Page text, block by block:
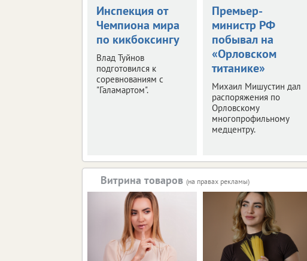
Инспекция от
Чемпиона мира
по кикбоксингу
Влад Туйнов
подготовился к
соревнованиям с
"Галамартом".
Премьер-
министр РФ
побывал на
«Орловском
титанике»
Михаил Мишустин дал
распоряжения по
Орловскому
многопрофильному
медцентру.
Витрина товаров (на правах рекламы)